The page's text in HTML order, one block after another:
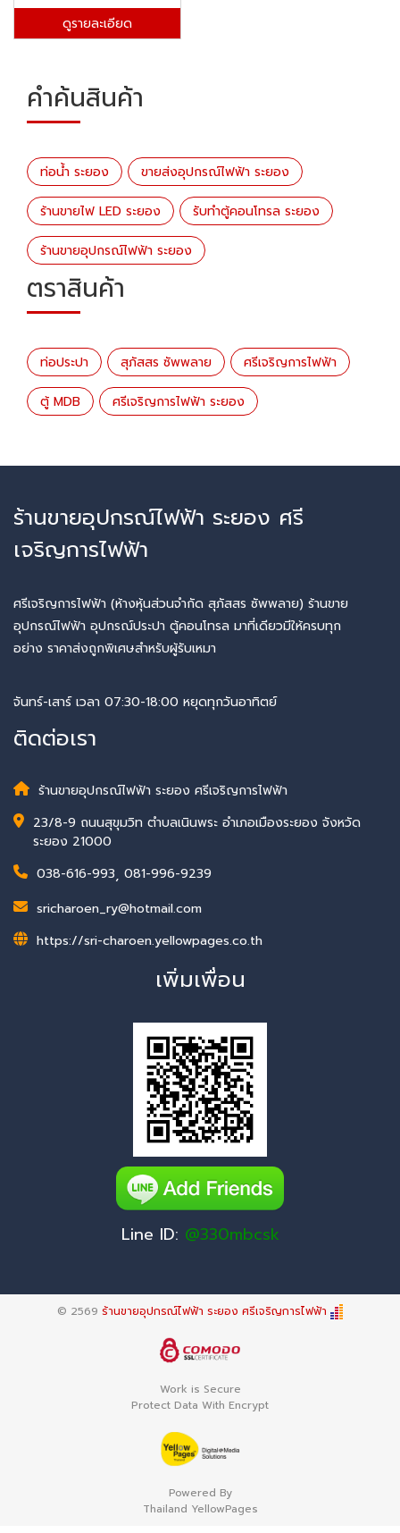
ดูรายละเอียด
คำค้นสินค้า
ท่อน้ำ ระยอง ขายส่งอุปกรณ์ไฟฟ้า ระยอง
ร้านขายไฟ LED ระยอง รับทำตู้คอนโทรล ระยอง
ร้านขายอุปกรณ์ไฟฟ้า ระยอง
ตราสินค้า
ท่อประปา สุภัสสร ซัพพลาย ศรีเจริญการไฟฟ้า
ตู้ MDB ศรีเจริญการไฟฟ้า ระยอง
ร้านขายอุปกรณ์ไฟฟ้า ระยอง ศรี
เจริญการไฟฟ้า
ศรีเจริญการไฟฟ้า (ห้างหุ้นส่วนจำกัด สุภัสสร ซัพพลาย) ร้านขาย
อุปกรณ์ไฟฟ้า อุปกรณ์ประปา ตู้คอนโทรล มาที่เดียวมีให้ครบทุก
อย่าง ราคาส่งถูกพิเศษสำหรับผู้รับเหมา
จันทร์-เสาร์ เวลา 07:30-18:00 หยุดทุกวันอาทิตย์
ติดต่อเรา
ร้านขายอุปกรณ์ไฟฟ้า ระยอง ศรีเจริญการไฟฟ้า
23/8-9 ถนนสุขุมวิท ตำบลเนินพระ อำเภอเมืองระยอง จังหวัด
ระยอง 21000
038-616-993, 081-996-9239
sricharoen_ry@hotmail.com
https://sri-charoen.yellowpages.co.th
เพิ่มเพื่อน
Line ID: @330mbcsk
© 2569 ร้านขายอุปกรณ์ไฟฟ้า ระยอง ศรีเจริญการไฟฟ้า
Work is Secure
Protect Data With Encrypt
Powered By
Thailand YellowPages